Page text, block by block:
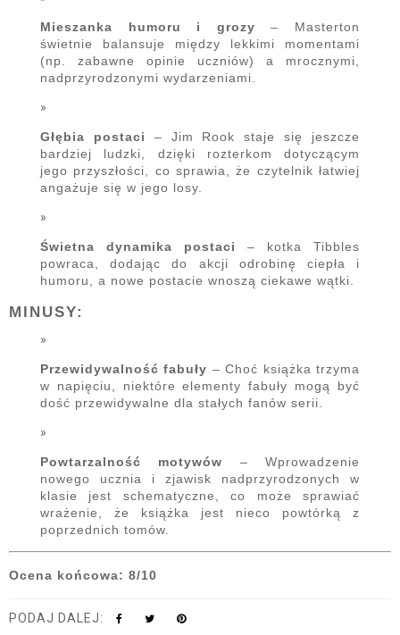
Mieszanka humoru i grozy – Masterton
świetnie balansuje między lekkimi momentami
(np. zabawne opinie uczniów) a mrocznymi,
nadprzyrodzonymi wydarzeniami.
Głębia postaci
– Jim Rook staje się jeszcze
bardziej ludzki, dzięki rozterkom dotyczącym
jego przyszłości, co sprawia, że czytelnik łatwiej
angażuje się w jego losy.
Świetna dynamika postaci
– kotka Tibbles
powraca, dodając do akcji odrobinę ciepła i
humoru, a nowe postacie wnoszą ciekawe wątki.
MINUSY:
Przewidywalność fabuły – Choć książka trzyma
w napięciu, niektóre elementy fabuły mogą być
dość przewidywalne dla stałych fanów serii.
Powtarzalność motywów – Wprowadzenie
nowego ucznia i zjawisk nadprzyrodzonych w
klasie jest schematyczne, co może sprawiać
wrażenie, że książka jest nieco powtórką z
poprzednich tomów.
Ocena końcowa: 8/10
PODAJ DALEJ: